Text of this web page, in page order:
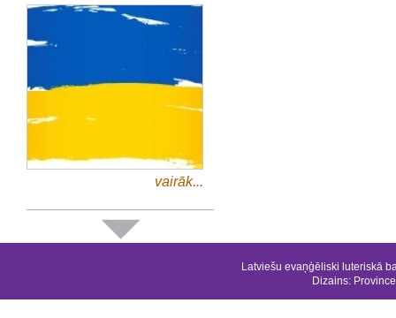
vairāk...
Latviešu evaņģēliski luteriskā
Dizains: